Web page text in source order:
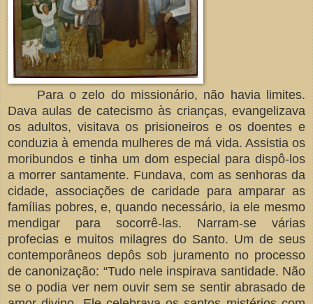
Para o zelo do missionário, não havia limites.
Dava aulas de catecismo às crianças, evangelizava
os adultos, visitava os prisioneiros e os doentes e
conduzia à emenda mulheres de má vida. Assistia os
moribundos e tinha um dom especial para dispô-los
a morrer santamente. Fundava, com as senhoras da
cidade, associações de caridade para amparar as
famílias pobres, e, quando necessário, ia ele mesmo
mendigar para socorrê-las. Narram-se várias
profecias e muitos milagres do Santo. Um de seus
contemporâneos depôs sob juramento no processo
de canonização: “Tudo nele inspirava santidade. Não
se o podia ver nem ouvir sem se sentir abrasado de